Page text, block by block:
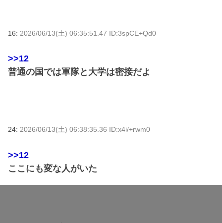
16: 2026/06/13(土) 06:35:51.47 ID:3spCE+Qd0
>>12
普通の国では軍隊と大学は密接だよ
24: 2026/06/13(土) 06:38:35.36 ID:x4i/+rwm0
>>12
ここにも変な人がいた